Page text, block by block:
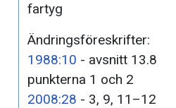
fartyg
Ändringsföreskrifter:
1988:10 - avsnitt 13.8
punkterna 1 och 2
2008:28 - 3, 9, 11–12